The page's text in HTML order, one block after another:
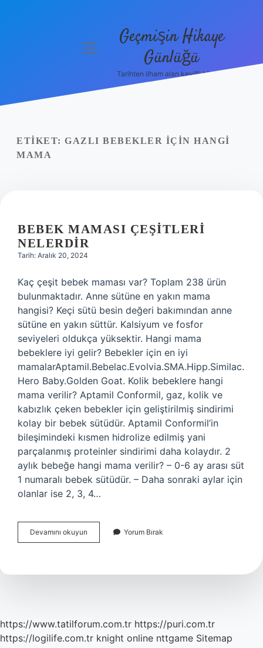
Yasal Uyarı
menüyü
Geçmişin Hikaye
Günlüğü
Tarihten ilham alan keyifli bilgiler!
ETIKET: GAZLI BEBEKLER IÇIN HANGI
MAMA
BEBEK MAMASI ÇEŞITLERI
NELERDIR
Tarih: Aralık 20, 2024
Kaç çeşit bebek maması var? Toplam 238 ürün
bulunmaktadır. Anne sütüne en yakın mama
hangisi? Keçi sütü besin değeri bakımından anne
sütüne en yakın süttür. Kalsiyum ve fosfor
seviyeleri oldukça yüksektir. Hangi mama
bebeklere iyi gelir? Bebekler için en iyi
mamalarAptamil.Bebelac.Evolvia.SMA.Hipp.Similac.
Hero Baby.Golden Goat. Kolik bebeklere hangi
mama verilir? Aptamil Conformil, gaz, kolik ve
kabızlık çeken bebekler için geliştirilmiş sindirimi
kolay bir bebek sütüdür. Aptamil Conformil’in
bileşimindeki kısmen hidrolize edilmiş yani
parçalanmış proteinler sindirimi daha kolaydır. 2
aylık bebeğe hangi mama verilir? – 0-6 ay arası süt
1 numaralı bebek sütüdür. – Daha sonraki aylar için
olanlar ise 2, 3, 4…
Devamını okuyun
Maması
Yorum Bırak
https://www.tatilforum.com.tr https://puri.com.tr
https://logilife.com.tr knight online nttgame Sitemap